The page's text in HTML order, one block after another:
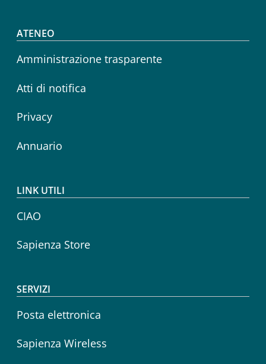
Footer menu
ATENEO
Amministrazione trasparente
Atti di notifica
Privacy
Annuario
LINK UTILI
CIAO
Sapienza Store
SERVIZI
Posta elettronica
Sapienza Wireless